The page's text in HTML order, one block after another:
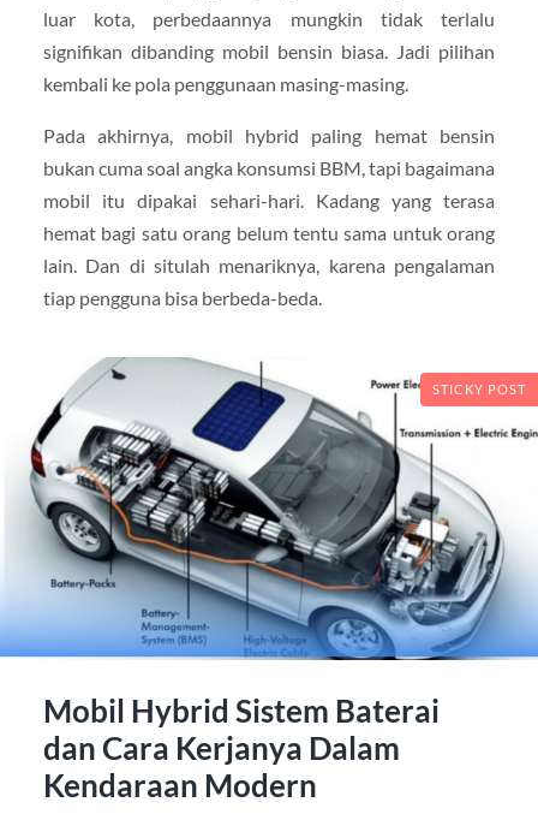
luar kota, perbedaannya mungkin tidak terlalu
signifikan dibanding mobil bensin biasa. Jadi pilihan
kembali ke pola penggunaan masing-masing.
Pada akhirnya, mobil hybrid paling hemat bensin
bukan cuma soal angka konsumsi BBM, tapi bagaimana
mobil itu dipakai sehari-hari. Kadang yang terasa
hemat bagi satu orang belum tentu sama untuk orang
lain. Dan di situlah menariknya, karena pengalaman
tiap pengguna bisa berbeda-beda.
STICKY POST
Mobil Hybrid Sistem Baterai
dan Cara Kerjanya Dalam
Kendaraan Modern